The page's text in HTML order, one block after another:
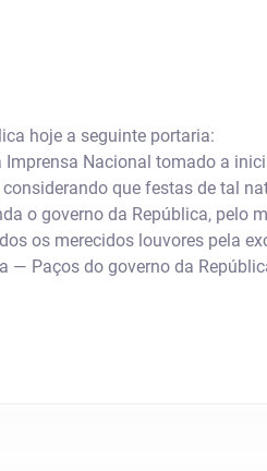
hoje a seguinte portaria:
Imprensa Nacional tomado a
considerando que festas de tal
o governo da República, pelo
os merecidos louvores pela
— Paços do governo da